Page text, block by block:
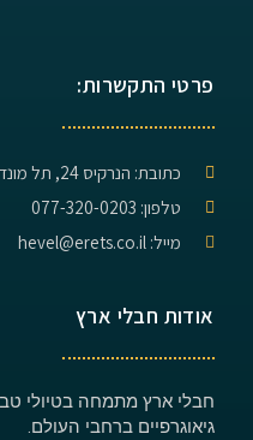
פרטי התקשרות:
כתובת: הנרקיס 24, תל מונד
טלפון: 077-320-0203
מייל: hevel@erets.co.il
אודות חבלי ארץ
חבלי ארץ מתמחה בטיולי
גיאוגרפיים ברחבי העולם.